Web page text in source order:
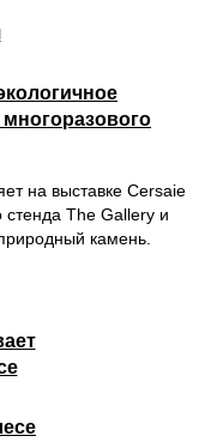
на выставке Cersaie
стенда The Gallery и
камень.